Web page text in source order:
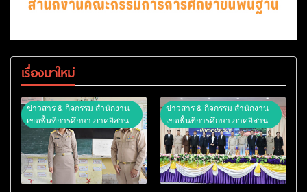
เรื่องมาใหม่
ข่าวสาร & กิจกรรม สำนักงาน
เขตพื้นที่การศึกษา ภาคอิสาน
ข่าวสาร & กิจกรรม สำนักงาน
เขตพื้นที่การศึกษา ภาคอิสาน